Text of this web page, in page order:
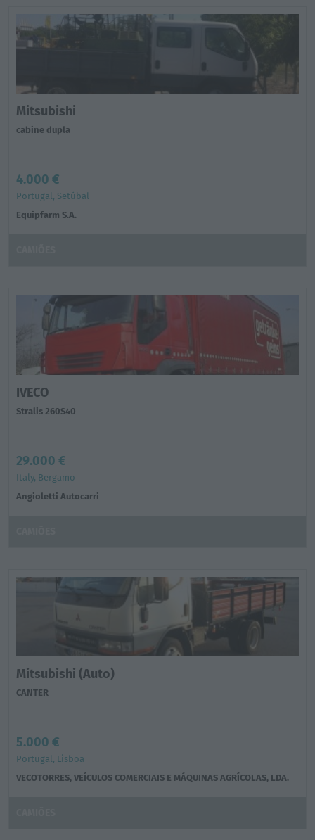
Mitsubishi
cabine dupla
4.000 €
Portugal, Setúbal
Equipfarm S.A.
IVECO
Stralis 260S40
29.000 €
Italy, Bergamo
Angioletti Autocarri
Mitsubishi (Auto)
CANTER
5.000 €
Portugal, Lisboa
VECOTORRES, VEÍCULOS COMERCIAIS E MÁQUINAS AGRÍCOLAS, LDA.